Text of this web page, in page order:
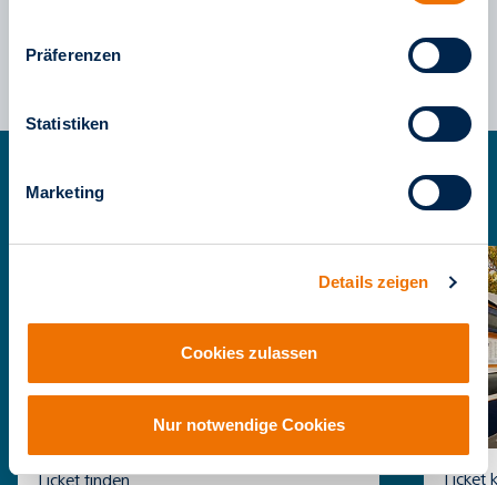
Präferenzen
Statistiken
Marketing
Details zeigen
Cookies zulassen
Nur notwendige Cookies
mehr lesen
Ticket finden Ticket